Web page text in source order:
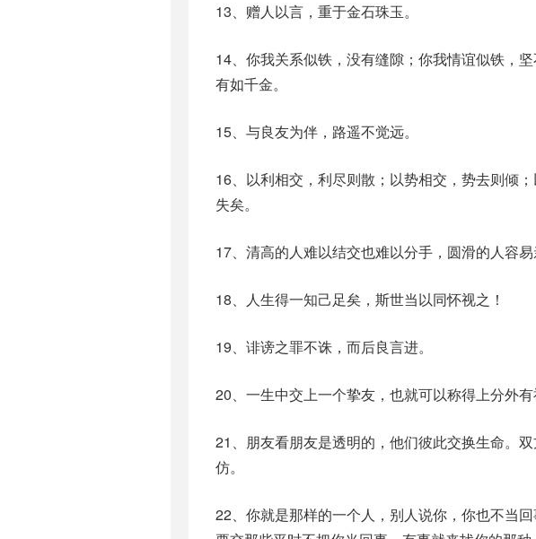
13、赠人以言，重于金石珠玉。
14、你我关系似铁，没有缝隙；你我情谊似铁，
有如千金。
15、与良友为伴，路遥不觉远。
16、以利相交，利尽则散；以势相交，势去则倾
失矣。
17、清高的人难以结交也难以分手，圆滑的人容易
18、人生得一知己足矣，斯世当以同怀视之！
19、诽谤之罪不诛，而后良言进。
20、一生中交上一个挚友，也就可以称得上分外有
21、朋友看朋友是透明的，他们彼此交换生命。
仿。
22、你就是那样的一个人，别人说你，你也不当